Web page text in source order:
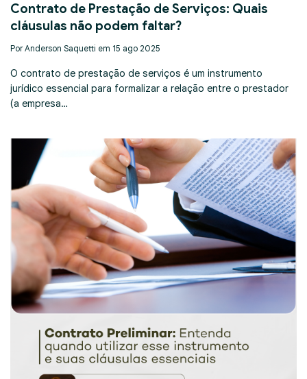
Contrato de Prestação de Serviços: Quais
cláusulas não podem faltar?
Por Anderson Saquetti em 15 ago 2025
O contrato de prestação de serviços é um instrumento
jurídico essencial para formalizar a relação entre o prestador
(a empresa…